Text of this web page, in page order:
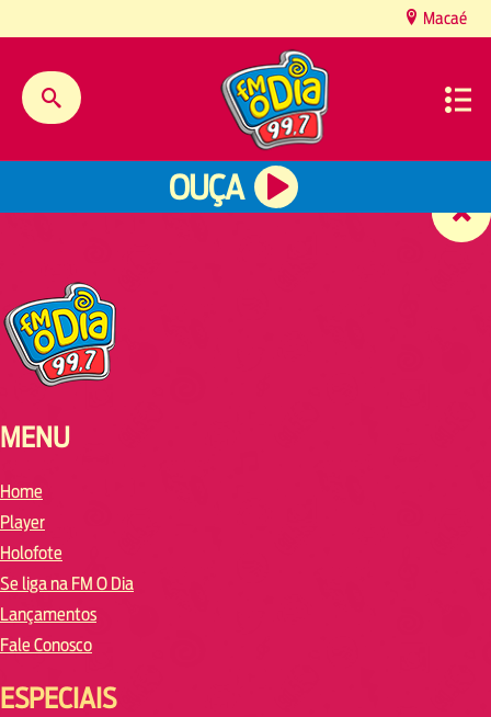
Macaé
OUÇA
MENU
Home
Player
Holofote
Se liga na FM O Dia
Lançamentos
Fale Conosco
ESPECIAIS